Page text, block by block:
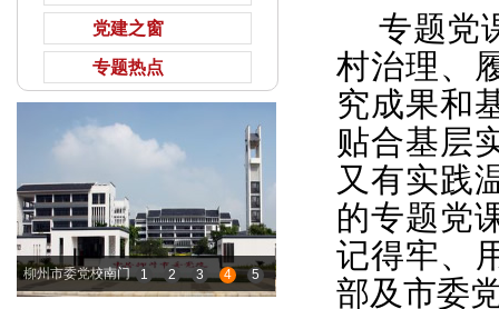
党建之窗
专题热点
柳州市委党校南门 1 2 3 4 5
专题党
村治理、
究成果和
贴合基层
又有实践
的专题党
记得牢、
部及市委